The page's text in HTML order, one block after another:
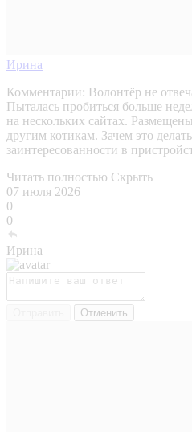
Ирина
Комментарии: Волонтёр не
Пыталась пробиться больше
на нескольких сайтах.
другим котикам. Зачем это
заинтересованности в
Читать полностью Скрыть
07 июля 2026
0
0
Ирина
Отменить